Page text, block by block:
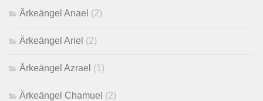
Ärkeängel Anael (2)
Ärkeängel Ariel (2)
Ärkeängel Azrael (1)
Ärkeängel Chamuel (2)